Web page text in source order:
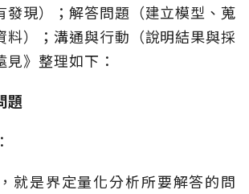
發現）；解答問題（建立模型、蒐
料）；溝通與行動（說明結果與採
》整理如下：
題
就是界定量化分析所要解答的問